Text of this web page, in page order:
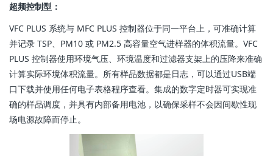
超频控制型：
VFC PLUS 系统与 MFC PLUS 控制器位于同一平台上，可准确计算
并记录 TSP、PM10 或 PM2.5 高容量空气进样器的体积流量。VFC
PLUS 控制器使用环境气压、环境温度和过滤器支架上的压降来准确
计算实际环境体积流量。所有样品数据都是日志，可以通过USB端
口下载并使用任何电子表格程序查看。集成的数字定时器可实现准
确的样品调度，并具有内部备用电池，以确保采样不会因间歇性现
场电源故障而停止。